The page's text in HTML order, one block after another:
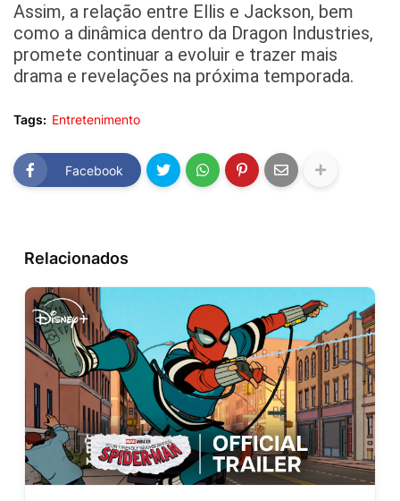
Assim, a relação entre Ellis e Jackson, bem
como a dinâmica dentro da Dragon Industries,
promete continuar a evoluir e trazer mais
drama e revelações na próxima temporada.
Tags: Entretenimento
Facebook
Relacionados